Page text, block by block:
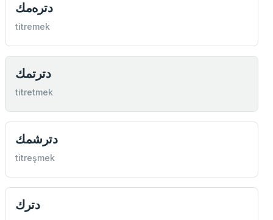
دتره‌مك
titremek
دترتمك
titretmek
دترشمك
titreşmek
دترك